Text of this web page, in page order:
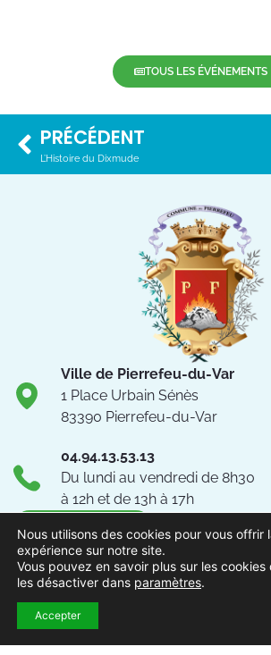
TOUS LES ÉVÉNEMENTS
PRÉCÉDENT
L’Histoire du Dixmude
Ville de Pierrefeu-du-Var
1 Place Urbain Sénès
83390 Pierrefeu-du-Var
04.94.13.53.13
Du lundi au vendredi de 8h30
à 12h et de 13h à 17h
Suivez-nous !
Nous utilisons des cookies pour vous offrir
expérience sur notre site.
Vous pouvez en savoir plus sur les cookies
les désactiver dans paramètres.
Accepter